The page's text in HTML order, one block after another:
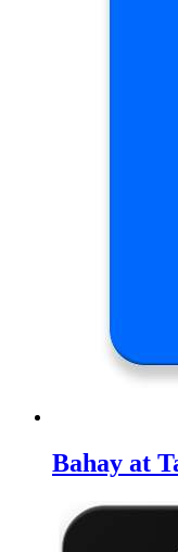
Bahay at